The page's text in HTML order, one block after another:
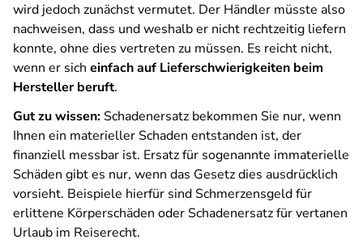
wird jedoch zunächst vermutet. Der Händler müsste also
nachweisen, dass und weshalb er nicht rechtzeitig liefern
konnte, ohne dies vertreten zu müssen. Es reicht nicht,
wenn er sich einfach auf Lieferschwierigkeiten beim
Hersteller beruft.
Gut zu wissen: Schadenersatz bekommen Sie nur, wenn
Ihnen ein materieller Schaden entstanden ist, der
finanziell messbar ist. Ersatz für sogenannte immaterielle
Schäden gibt es nur, wenn das Gesetz dies ausdrücklich
vorsieht. Beispiele hierfür sind Schmerzensgeld für
erlittene Körperschäden oder Schadenersatz für vertanen
Urlaub im Reiserecht.